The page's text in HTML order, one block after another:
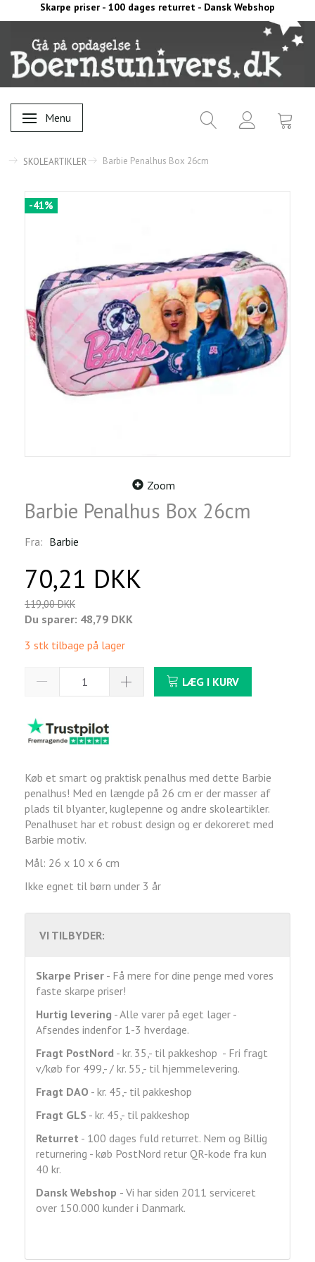
Skarpe priser - 100 dages returret - Dansk Webshop
Skifte navigation
Menu
SKOLEARTIKLER Barbie Penalhus Box 26cm
-41%
Zoom
Barbie Penalhus Box 26cm
Fra: Barbie
70,21 DKK
119,00 DKK
Du sparer: 48,79 DKK
3 stk tilbage på lager
LÆG I KURV
Køb et smart og praktisk penalhus med dette Barbie
penalhus! Med en længde på 26 cm er der masser af
plads til blyanter, kuglepenne og andre skoleartikler.
Penalhuset har et robust design og er dekoreret med
Barbie motiv.
Mål: 26 x 10 x 6 cm
Ikke egnet til børn under 3 år
VI TILBYDER:
Skarpe Priser - Få mere for dine penge med vores
faste skarpe priser!
Hurtig levering - Alle varer på eget lager -
Afsendes indenfor 1-3 hverdage.
Fragt PostNord - kr. 35,- til pakkeshop - Fri fragt
v/køb for 499,- / kr. 55,- til hjemmelevering.
Fragt DAO - kr. 45,- til pakkeshop
Fragt GLS - kr. 45,- til pakkeshop
Returret - 100 dages fuld returret. Nem og Billig
returnering - køb PostNord retur QR-kode fra kun
40 kr.
Dansk Webshop - Vi har siden 2011 serviceret
over 150.000 kunder i Danmark.